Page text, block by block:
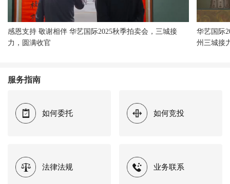
感恩支持 敬谢相伴 华艺国际2025秋季拍卖会，三城接
力，圆满收官
华艺国际
州三城接
服务指南
如何委托 如何竞投
法律法规 业务联系